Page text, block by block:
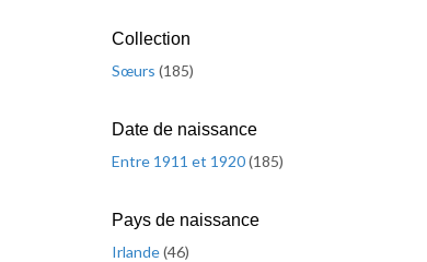
Collection
Sœurs (185)
Date de naissance
Entre 1911 et 1920(185)
Pays de naissance
Irlande(46)